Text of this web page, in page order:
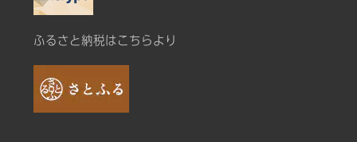
ふるさと納税はこちらより